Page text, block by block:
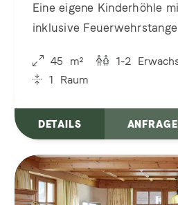
Eine eigene Kinderhöhle
inklusive Feuerwehrstange
1-2
45
m²
1
Raum
DETAILS